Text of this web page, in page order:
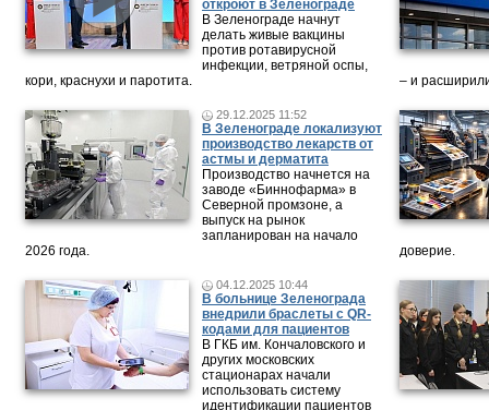
откроют в Зеленограде
В Зеленограде начнут
делать живые вакцины
против ротавирусной
инфекции, ветряной оспы,
кори, краснухи и паротита.
29.12.2025 11:52
В Зеленограде локализуют
производство лекарств от
астмы и дерматита
Производство начнется на
заводе «Биннофарма» в
Северной промзоне, а
выпуск на рынок
запланирован на начало
2026 года.
04.12.2025 10:44
В больнице Зеленограда
внедрили браслеты с QR-
кодами для пациентов
В ГКБ им. Кончаловского и
других московских
стационарах начали
использовать систему
идентификации пациентов
– и
доверие.